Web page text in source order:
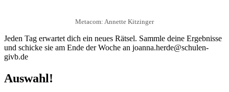
Metacom: Annette Kitzinger
Jeden Tag erwartet dich ein neues Rätsel. Sammle deine Ergebnisse
und schicke sie am Ende der Woche an joanna.herde@schulen-
givb.de
Auswahl!